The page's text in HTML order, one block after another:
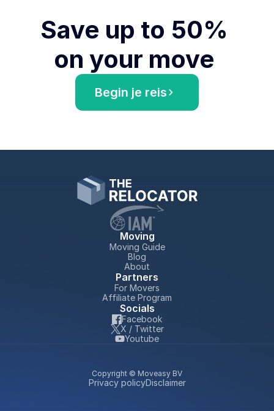
Save up to 50%
on your move
Begin je reis
Moving
Moving Guide
Blog
About
Partners
For Movers
Affiliate Program
Socials
Facebook
X / Twitter
Youtube
Copyright © Moveasy BV
Privacy policyDisclaimer